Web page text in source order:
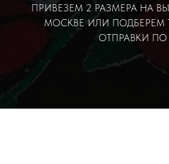
ПРИВЕЗЕМ 2 РАЗМЕРА НА
МОСКВЕ ИЛИ ПОДБЕРЕМ
ОТПРАВКИ